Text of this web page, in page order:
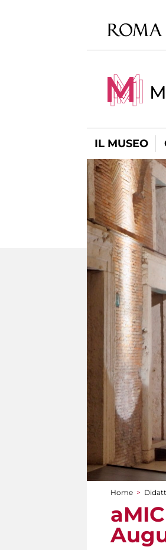
IL MUSEO
Tu sei
Home >